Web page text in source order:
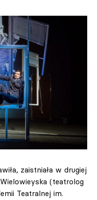
zaistniała w drugiej
(teatrolog
Teatralnej im.